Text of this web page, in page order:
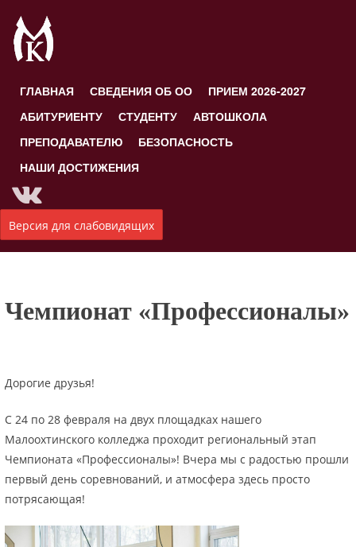
ГЛАВНАЯ СВЕДЕНИЯ ОБ ОО
ПРИЕМ 2026-2027
АБИТУРИЕНТУ
СТУДЕНТУ
АВТОШКОЛА
ПРЕПОДАВАТЕЛЮ
БЕЗОПАСНОСТЬ
НАШИ ДОСТИЖЕНИЯ
Версия для слабовидящих
Чемпионат «Профессионалы»
Дорогие друзья!
С 24 по 28 февраля на двух площадках нашего
Малоохтинского колледжа проходит региональный этап
Чемпионата «Профессионалы»! Вчера мы с радостью прошли
первый день соревнований, и атмосфера здесь просто
потрясающая!